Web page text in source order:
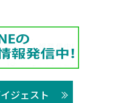
ジェスト